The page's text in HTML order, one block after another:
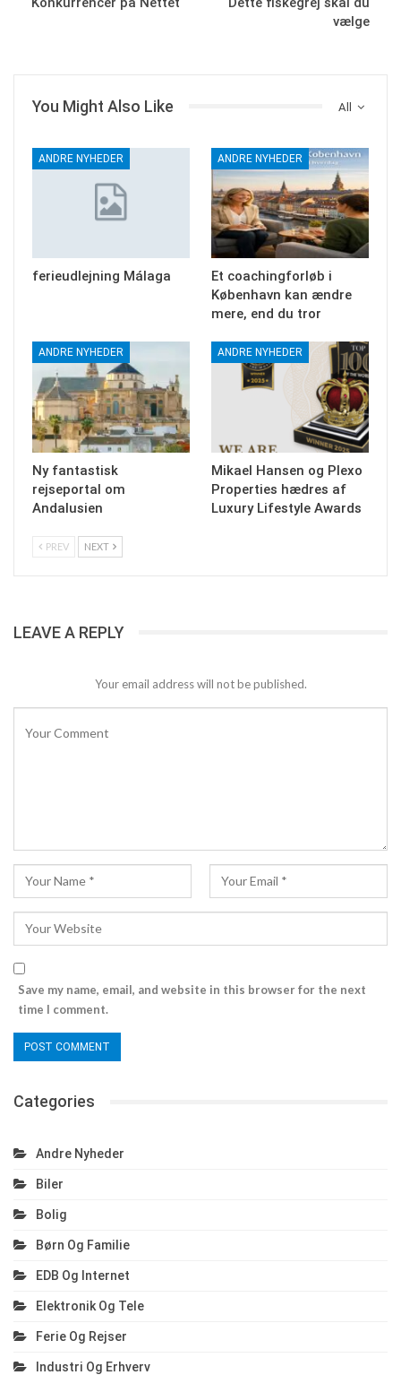
vælge
All
You Might Also Like
ANDRE NYHEDER
ferieudlejning Málaga
ANDRE NYHEDER
Et coachingforløb i
København kan ændre
mere, end du tror
ANDRE NYHEDER
Ny fantastisk
rejseportal om
Andalusien
ANDRE NYHEDER
Mikael Hansen og Plexo
Properties hædres af
Luxury Lifestyle Awards
PREV NEXT
LEAVE A REPLY
Your email address will not be published.
Save my name, email, and website in this browser for the next
time I comment.
Categories
Andre Nyheder
Biler
Bolig
Børn Og Familie
EDB Og Internet
Elektronik Og Tele
Ferie Og Rejser
Industri Og Erhverv